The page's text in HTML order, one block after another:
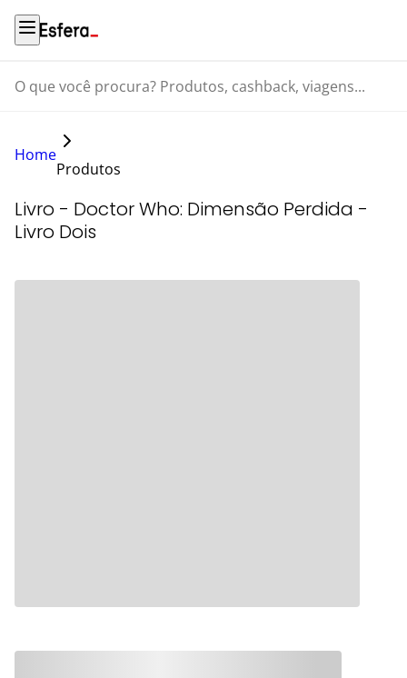
O que você procura? Produtos, cashback, viagens...
Home
Produtos
Livro - Doctor Who: Dimensão Perdida -
Livro Dois